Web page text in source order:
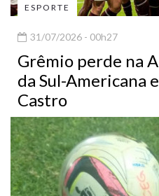
ESPORTE
31/07/2026 - 00h27
Grêmio perde na
da Sul-Americana
Castro